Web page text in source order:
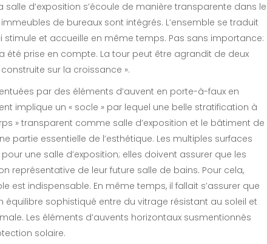
d’exposition s’écoule de manière transparente dans le
de bureaux sont intégrés. L’ensemble se traduit
et accueille en même temps. Pas sans importance:
été prise en compte. La tour peut être agrandit de deux
sur la croissance ».
par des éléments d’auvent en porte-à-faux en
implique un « socle » par lequel une belle stratification à
» transparent comme salle d’exposition et le bâtiment de
partie essentielle de l’esthétique. Les multiples surfaces
une salle d’exposition; elles doivent assurer que les
représentative de leur future salle de bains. Pour cela,
est indispensable. En même temps, il fallait s’assurer que
équilibre sophistiqué entre du vitrage résistant au soleil et
Les éléments d’auvents horizontaux susmentionnés
solaire.